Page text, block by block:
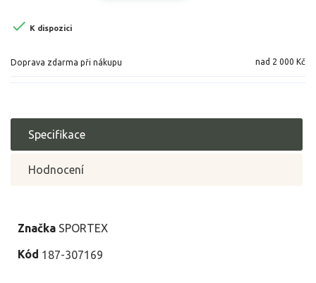
 K dispozici
Doprava zdarma při nákupu nad 2 000 Kč
Specifikace
Hodnocení
Značka SPORTEX
Kód 187-307169